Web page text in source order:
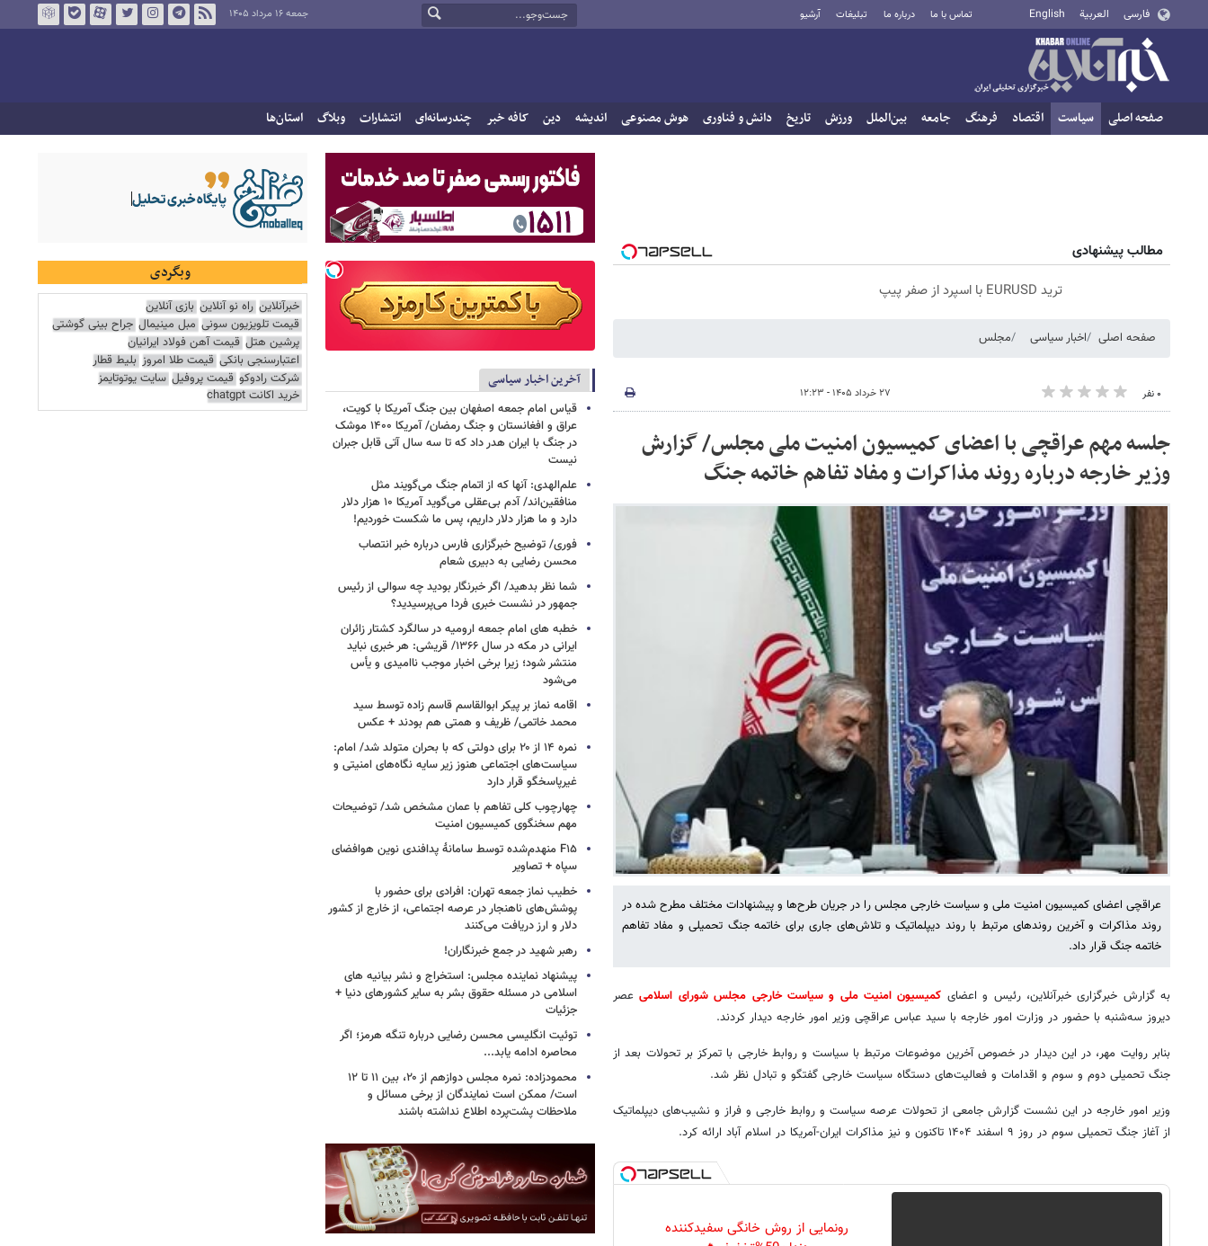
فارسی العربية English تماس با ما درباره ما تبلیغات آرشیو جمعه ۱۶ مرداد ۱۴۰۵
صفحه اصلی سیاست اقتصاد فرهنگ جامعه بین‌الملل ورزش تاریخ دانش و فناوری هوش مصنوعی اندیشه دین کافه خبر چندرسانه‌ای انتشارات وبلاگ استان‌ها
مطالب پیشنهادی
ترید EURUSD با اسپرد از صفر پیپ
صفحه اصلی اخبار سیاسی مجلس
۰ نفر ۲۷ خرداد ۱۴۰۵ - ۱۲:۲۳
جلسه مهم عراقچی با اعضای کمیسیون امنیت ملی مجلس/ گزارش
وزیر خارجه درباره روند مذاکرات و مفاد تفاهم خاتمه جنگ
عراقچی اعضای کمیسیون امنیت ملی و سیاست خارجی مجلس را در جریان طرح‌ها و پیشنهادات مختلف مطرح‌ شده در
روند مذاکرات و آخرین روندهای مرتبط با روند دیپلماتیک و تلاش‌های جاری برای خاتمه جنگ تحمیلی و مفاد تفاهم
خاتمه جنگ قرار داد.
به گزارش خبرگزاری خبرآنلاین، رئیس و اعضای کمیسیون امنیت ملی و سیاست خارجی مجلس شورای اسلامیعصر
دیروز سه‌شنبه با حضور در وزارت امور خارجه با سید عباس عراقچی وزیر امور خارجه دیدار کردند.
بنابر روایت مهر، در این دیدار در خصوص آخرین موضوعات مرتبط با سیاست و روابط خارجی با تمرکز بر تحولات بعد از
جنگ تحمیلی دوم و سوم و اقدامات و فعالیت‌های دستگاه سیاست خارجی گفتگو و تبادل نظر شد.
وزیر امور خارجه در این نشست گزارش جامعی از تحولات عرصه سیاست و روابط خارجی و فراز و نشیب‌های دیپلماتیک
از آغاز جنگ تحمیلی سوم در روز ۹ اسفند ۱۴۰۴ تاکنون و نیز مذاکرات ایران-آمریکا در اسلام آباد ارائه کرد.
رونمایی از روش خانگی سفیدکننده
آخرین اخبار سیاسی
قیاس امام جمعه اصفهان بین جنگ آمریکا با کویت،
عراق و افغانستان و جنگ رمضان/ آمریکا ۱۴۰۰ موشک
در جنگ با ایران هدر داد که تا سه سال آتی قابل جبران
نیست
علم‌الهدی: آنها که از اتمام جنگ می‌گویند مثل
منافقین‌اند/ آدم بی‌عقلی می‌گوید آمریکا ۱۰ هزار دلار
دارد و ما هزار دلار داریم، پس ما شکست خوردیم!
فوری/ توضیح خبرگزاری فارس درباره خبر انتصاب
محسن رضایی به دبیری شعام
شما نظر بدهید/ اگر خبرنگار بودید چه سوالی از رئیس
جمهور در نشست خبری فردا می‌پرسیدید؟
خطبه های امام جمعه ارومیه در سالگرد کشتار زائران
ایرانی در مکه در سال ۱۳۶۶/ قریشی: هر خبری نباید
منتشر شود؛ زیرا برخی اخبار موجب ناامیدی و یأس
می‌شود
اقامه نماز بر پیکر ابوالقاسم قاسم زاده توسط سید
محمد خاتمی/ ظریف و همتی هم بودند + عکس
نمره ۱۴ از ۲۰ برای دولتی که با بحران متولد شد/ امام:
سیاست‌های اجتماعی هنوز زیر سایه نگاه‌های امنیتی و
غیرپاسخگو قرار دارد
چهارچوب کلی تفاهم با عمان مشخص شد/ توضیحات
مهم سخنگوی کمیسیون امنیت
F۱۵ منهدم‌شده توسط سامانۀ پدافندی نوین هوافضای
سپاه + تصاویر
خطیب نماز جمعه تهران: افرادی برای حضور با
پوشش‌های ناهنجار در عرصه اجتماعی، از خارج از کشور
دلار و ارز دریافت می‌کنند
رهبر شهید در جمع خبرنگاران!
پیشنهاد نماینده مجلس: استخراج و نشر بیانیه های
اسلامی در مسئله حقوق بشر به سایر کشورهای دنیا +
جزئیات
توئیت انگلیسی محسن رضایی درباره تنگه هرمز؛ اگر
محاصره ادامه یابد...
محمودزاده: نمره مجلس دوازهم از ۲۰، بین ۱۱ تا ۱۲
است/ ممکن است نمایندگان از برخی مسائل و
ملاحظات پشت‌پرده اطلاع نداشته باشند
وبگردی
خبرآنلاین راه نو آنلاین بازی آنلاین
قیمت تلویزیون سونی مبل مینیمال جراح بینی گوشتی
پرشین هتل قیمت آهن فولاد ایرانیان
اعتبارسنجی بانکی قیمت طلا امروز بلیط قطار
شرکت رادوکو قیمت پروفیل سایت یوتوتایمز
خرید اکانت chatgpt